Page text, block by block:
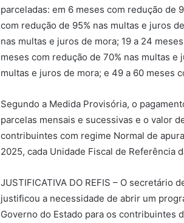
parceladas: em 6 meses com redução de
com redução de 95% nas multas e juros
nas multas e juros de mora; 19 a 24
meses com redução de 70% nas multas
multas e juros de mora; e 49 a 60 meses
Segundo a Medida Provisória, o
parcelas mensais e sucessivas e o valor
contribuintes com regime Normal de
2025, cada Unidade Fiscal de Referência
JUSTIFICATIVA DO REFIS – O secretário
justificou a necessidade de abrir um
Governo do Estado para os contribuintes